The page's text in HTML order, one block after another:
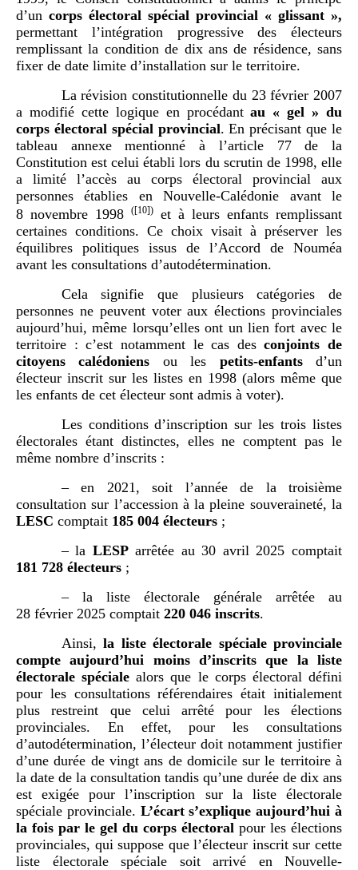
d’un corps électoral spécial provincial « glissant »,
permettant l’intégration progressive des électeurs
remplissant la condition de dix ans de résidence, sans
fixer de date limite d’installation sur le territoire.
La révision constitutionnelle du 23 février 2007
a modifié cette logique en procédantau « gel » du
corps électoral spécial provincial. En précisant que le
tableau annexe mentionné à l’article 77 de la
Constitution est celui établi lors du scrutin de 1998, elle
a limité l’accès au corps électoral provincial aux
personnes établies en Nouvelle-Calédonie avant le
8 novembre 1998
([10])
et à leurs enfants remplissant
certaines conditions. Ce choix visait à préserver les
équilibres politiques issus de l’Accord de Nouméa
avant les consultations d’autodétermination.
Cela signifie que plusieurs catégories de
personnes ne peuvent voter aux élections provinciales
aujourd’hui, même lorsqu’elles ont un lien fort avec le
territoire : c’est notamment le cas desconjoints de
citoyens calédoniens ou les petits-enfantsd’un
électeur inscrit sur les listes en 1998 (alors même que
les enfants de cet électeur sont admis à voter).
Les conditions d’inscription sur les trois listes
électorales étant distinctes, elles ne comptent pas le
même nombre d’inscrits :
– en 2021, soit l’année de la troisième
consultation sur l’accession à la pleine souveraineté, la
LESC comptait 185 004 électeurs ;
– la LESParrêtée au 30 avril 2025 comptait
181 728 électeurs ;
– la liste électorale générale arrêtée au
28 février 2025 comptait 220 046 inscrits.
Ainsi,la liste électorale spéciale provinciale
compte aujourd’hui moins d’inscrits que la liste
électorale spéciale alors que le corps électoral défini
pour les consultations référendaires était initialement
plus restreint que celui arrêté pour les élections
provinciales. En effet, pour les consultations
d’autodétermination, l’électeur doit notamment justifier
d’une durée de vingt ans de domicile sur le territoire à
la date de la consultation tandis qu’une durée de dix ans
est exigée pour l’inscription sur la liste électorale
spéciale provinciale. L’écart s’explique aujourd’hui à
la fois par le gel du corps électoral pour les élections
provinciales, qui suppose que l’électeur inscrit sur cette
liste électorale spéciale soit arrivé en Nouvelle-